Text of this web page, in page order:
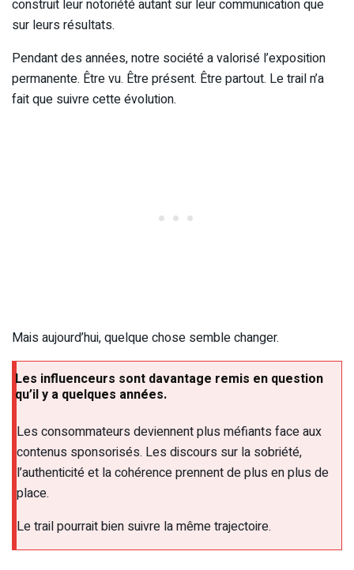
construit leur notoriété autant sur leur communication que
sur leurs résultats.
Pendant des années, notre société a valorisé l’exposition
permanente. Être vu. Être présent. Être partout. Le trail n’a
fait que suivre cette évolution.
Mais aujourd’hui, quelque chose semble changer.
Les influenceurs sont davantage remis en question
qu’il y a quelques années.
Les consommateurs deviennent plus méfiants face aux
contenus sponsorisés. Les discours sur la sobriété,
l’authenticité et la cohérence prennent de plus en plus de
place.
Le trail pourrait bien suivre la même trajectoire.